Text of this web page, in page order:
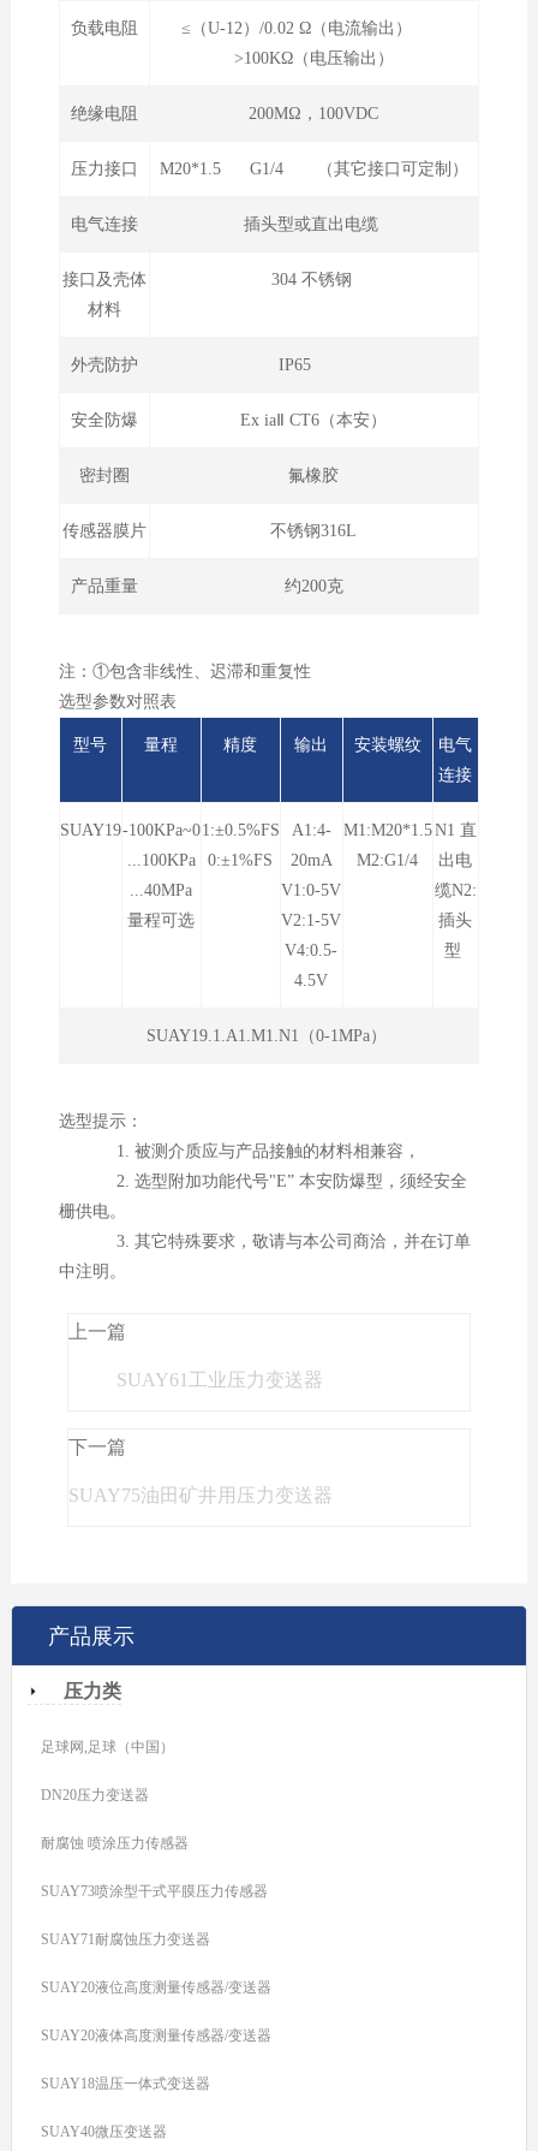
负载电阻
≤（U-12）/0.02 Ω（电流输出）
>100KΩ（电压输出）
绝缘电阻 200MΩ，100VDC
压力接口 M20*1.5 G1/4 （其它接口可定制）
电气连接 插头型或直出电缆
接口及壳体
材料
304 不锈钢
外壳防护 IP65
安全防爆 Ex iaⅡ CT6（本安）
密封圈 氟橡胶
传感器膜片 不锈钢316L
产品重量 约200克
注：①包含非线性、迟滞和重复性
选型参数对照表
型号 量程 精度 输出 安装螺纹
电气
连接
SUAY19-100KPa~0
...100KPa
...40MPa
量程可选
1:±0.5%FS
0:±1%FS
A1:4-
20mA
V1:0-5V
V2:1-5V
V4:0.5-
4.5V
M1:M20*1.5
M2:G1/4
N1 直
出电
缆N2:
插头
型
SUAY19.1.A1.M1.N1（0-1MPa）
选型提示：
1. 被测介质应与产品接触的材料相兼容，
2. 选型附加功能代号"E” 本安防爆型，须经安全
栅供电。
3. 其它特殊要求，敬请与本公司商洽，并在订单
中注明。
上一篇
SUAY61工业压力变送器
下一篇
SUAY75油田矿井用压力变送器
产品展示
压力类
足球网,足球（中国）
DN20压力变送器
耐腐蚀 喷涂压力传感器
SUAY73喷涂型干式平膜压力传感器
SUAY71耐腐蚀压力变送器
SUAY20液位高度测量传感器/变送器
SUAY20液体高度测量传感器/变送器
SUAY18温压一体式变送器
SUAY40微压变送器